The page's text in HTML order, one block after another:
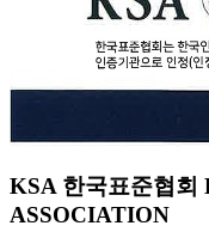
KSA 한국표준협회
ASSOCIATION